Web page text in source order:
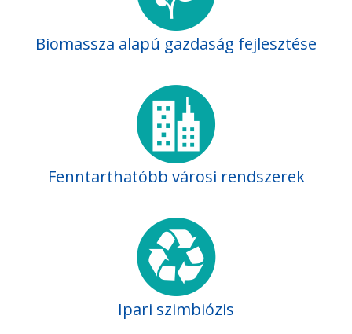
Biomassza alapú gazdaság fejlesztése
Fenntarthatóbb városi rendszerek
Ipari szimbiózis